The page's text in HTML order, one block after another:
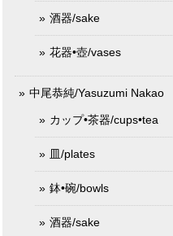
酒器/sake
花器•壺/vases
中尾恭純/Yasuzumi Nakao
カップ•茶器/cups•tea
皿/plates
鉢•碗/bowls
酒器/sake